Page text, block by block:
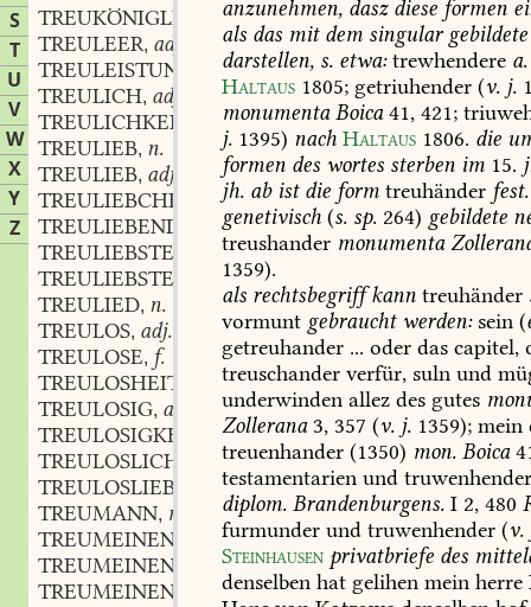
S
T
U
V
W
X
Y
Z
TREUKÖNIGLICH
adv.
TREULEER, adj.
TREULEISTUNG
TREULICH, adj. und adv.
TREULICHKEIT
TREULIEB, n.
TREULIEB, adj.
TREULIEBCHEN
n.
TREULIEBEND
part. adj.
TREULIEBSTE
TREULIEBSTER
TREULIED, n.
TREULOS, adj. und adv.
TREULOSE, f.
TREULOSHEIT
TREULOSIG, adj.
TREULOSIGKEIT
TREULOSLICH
TREULOSLIEB
TREUMANN, m.
TREUMEINEN
subst. vb.
TREUMEINENHEIT,f.
TREUMEINEND
part. adj.
anzunehmen, daszdiese formen
als das mitdem singulargebildete
darstellen, s. etwa:trewhendere a.
Haltaus 1805; getriuhender (v. j.
monumentaBoica41, 421;
j. 1395) nach Haltaus 1806. die
formen des wortes sterben im 15.
jh. abistdie form treuhänder fest.
genetivisch (s. sp. 264) gebildete
treushander monumenta
1359).
als rechtsbegriffkann treuhänder
vormunt gebrauchtwerden:sein (
getreuhander ... oder das capitel,
treuschander verfür, suln und
underwinden allez des gutes
Zollerana3, 357 (v. j. 1359); mein
treuenhander (1350) mon. Boica
testamentarien und
diplom. Brandenburgens. I 2, 480
furmunder und truwenhender (v.
Steinhausen privatbriefe des
denselben hat gelihen mein herre